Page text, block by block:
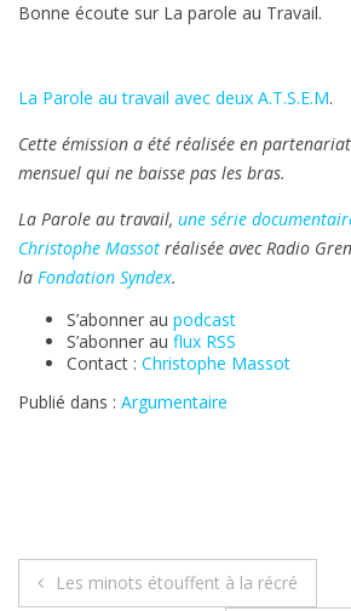
Bonne écoute sur La parole au Travail.
La Parole au travail avec deux A.T.S.E.M.
Cette émission a été réalisée en
mensuel qui ne baisse pas les bras.
La Parole au travail, une série
Christophe Massot réalisée avec Radio
la Fondation Syndex.
S’abonner au podcast
S’abonner au flux RSS
Contact : Christophe Massot
Publié dans : Argumentaire
Navigation
Les minots étouffent à la récré